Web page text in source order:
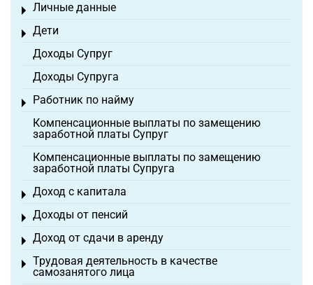
Личные данные
Toggle menu
Дети
Toggle menu
Доходы Супруг
Доходы Супруга
Работник по найму
Toggle menu
Компенсационные выплаты по замещению
заработной платы Супруг
Компенсационные выплаты по замещению
заработной платы Супруга
Доход с капитала
Toggle menu
Доходы от пенсий
Toggle menu
Доход от сдачи в аренду
Toggle menu
Трудовая деятельность в качестве
самозанятого лица
Toggle menu